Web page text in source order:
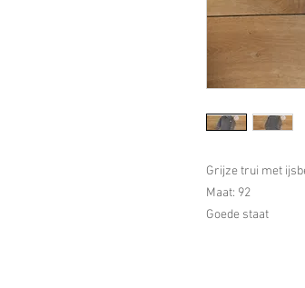
Grijze trui met
Maat: 92
Goede staat